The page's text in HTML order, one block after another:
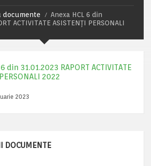
documente
Anexa HCL 6 din
ACTIVITATE ASISTENȚI PERSONALI
din 31.01.2023 RAPORT ACTIVITATE
2022
2023
DOCUMENTE